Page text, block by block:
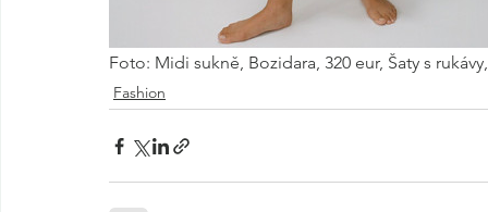
Foto: Midi sukně, Bozidara, 320 eur, Šaty s
Fashion